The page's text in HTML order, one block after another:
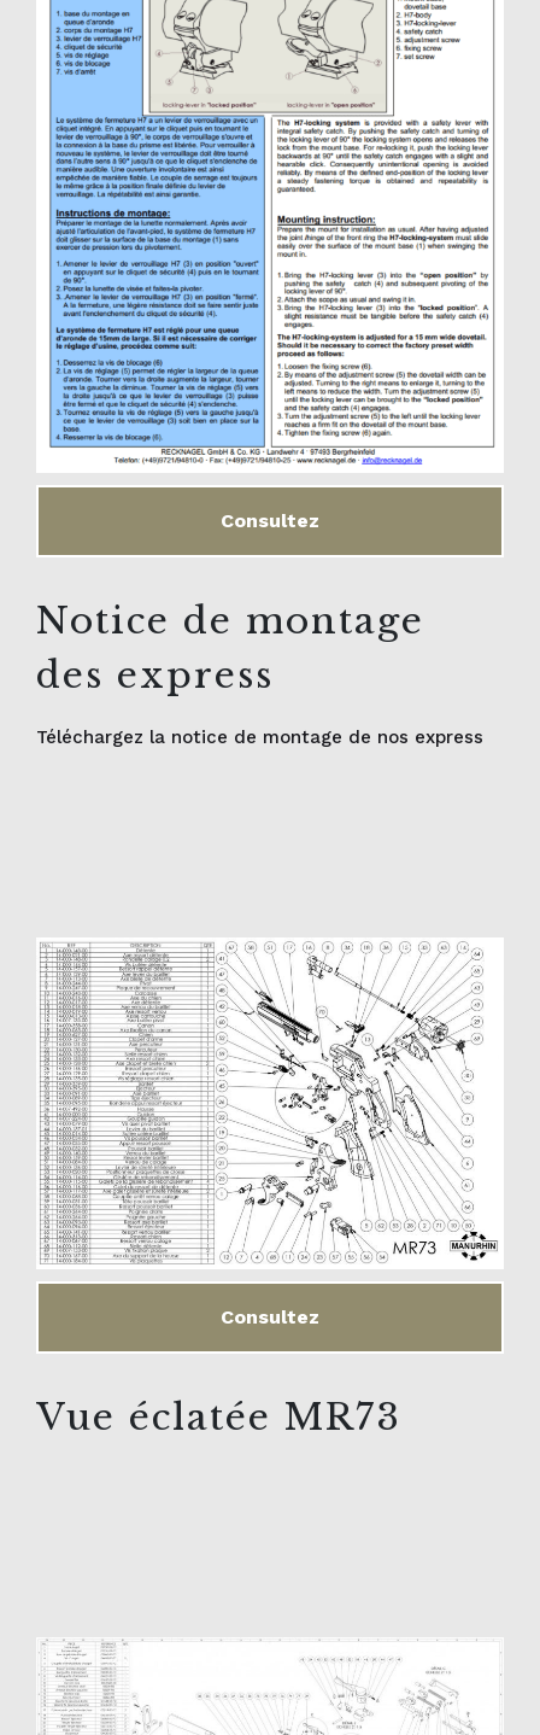
Consultez
Notice de montage
des express
Téléchargez la notice de montage de nos express
Consultez
Vue éclatée MR73